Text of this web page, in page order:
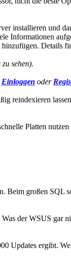
installieren und
Informationen
hinzufügen. Details
sehen).
Einloggen oder
reindexieren
Platten
großen SQL
der WSUS gar
Updates ergibt.